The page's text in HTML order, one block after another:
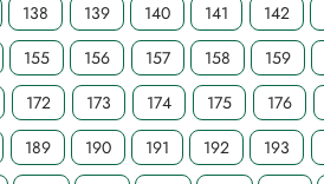
138
139 140 141 142
155
156 157 158 159
172
173 174 175 176
189
190 191 192 193